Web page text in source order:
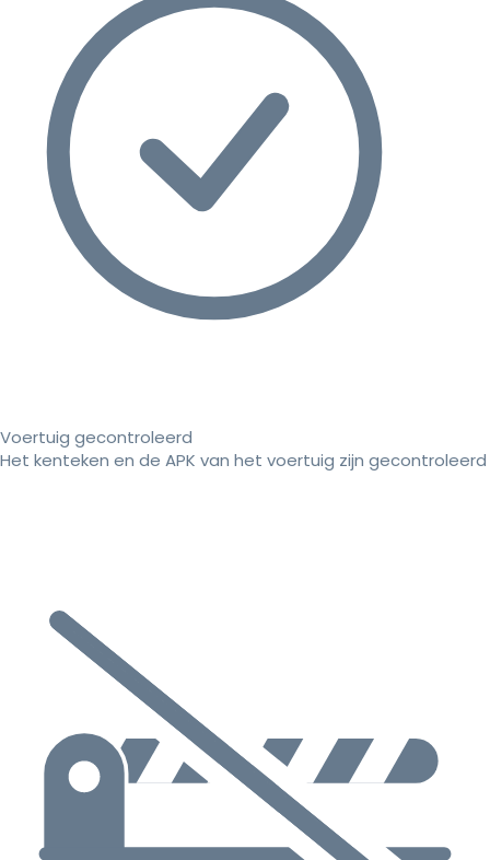
Voertuig gecontroleerd
Het kenteken en de APK van het voertuig zijn gecontroleerd